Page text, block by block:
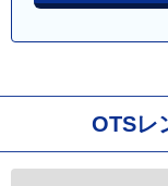
OTSレ